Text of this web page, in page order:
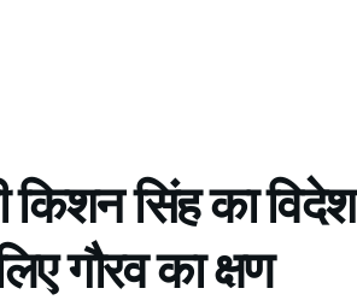
किशन सिंह का विदेश
गौरव का क्षण